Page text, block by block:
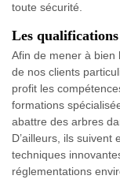
toute sécurité.
Les
Afin de mener à bien
de nos clients
profit les
formations
abattre des arbres
D’ailleurs, ils
techniques
réglementations